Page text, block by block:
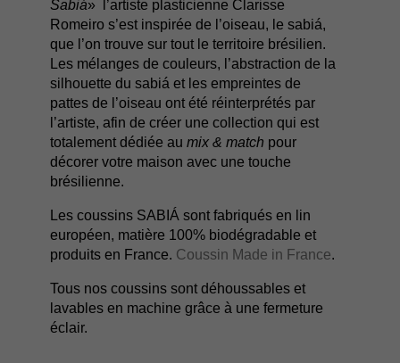
Sabiá» l’artiste plasticienne Clarisse
Romeiro s’est inspirée de l’oiseau, le sabiá,
que l’on trouve sur tout le territoire brésilien.
Les mélanges de couleurs, l’abstraction de la
silhouette du sabiá et les empreintes de
pattes de l’oiseau ont été réinterprétés par
l’artiste, afin de créer une collection qui est
totalement dédiée au mix & match pour
décorer votre maison avec une touche
brésilienne.
Les coussins SABIÁ sont fabriqués en lin
européen, matière 100% biodégradable et
produits en France. Coussin Made in France.
Tous nos coussins sont déhoussables et
lavables en machine grâce à une fermeture
éclair.